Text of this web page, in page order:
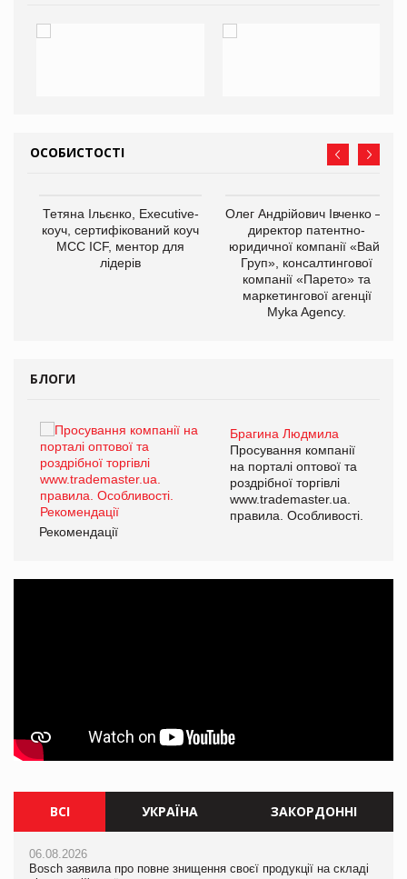
ОСОБИСТОСТІ
Тетяна Ільєнко, Executive-
коуч, сертифікований коуч
МСС ICF, ментор для
лідерів
Олег Андрійович Івченко —
директор патентно-
юридичної компанії «Вайз
Груп», консалтингової
компанії «Парето» та
маркетингової агенції
Myka Agency.
БЛОГИ
Брагина Людмила
Просування компанії
на порталі оптової та
роздрібної торгівлі
www.trademaster.ua.
правила. Особливості.
Рекомендації
ВСІ УКРАЇНА ЗАКОРДОННІ
06.08.2026
Bosch заявила про повне знищення своєї продукції на складі
06.08.2026
Bosch заявила про повне знищення своєї продукції на складі
06.08.2026
Bosch заявила про повне знищення своєї продукції на складі